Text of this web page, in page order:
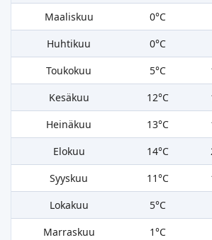
Maaliskuu
0°C
Huhtikuu
0°C
Toukokuu
5°C
Kesäkuu
12°C
Heinäkuu
13°C
Elokuu
14°C
Syyskuu
11°C
Lokakuu
5°C
Marraskuu
1°C